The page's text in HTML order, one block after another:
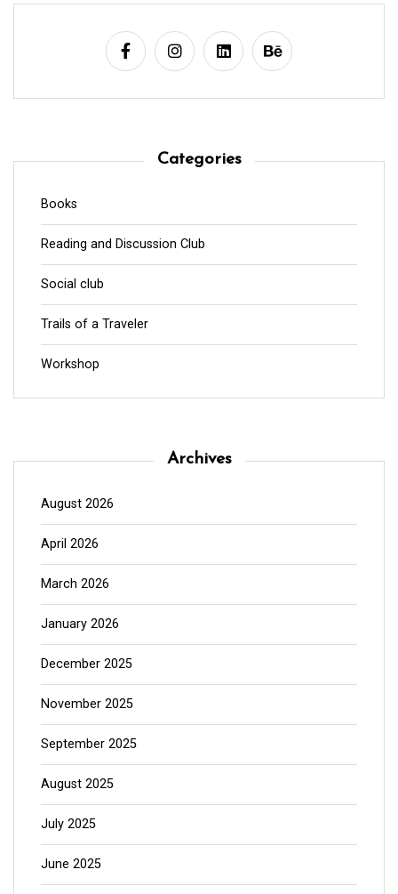
Categories
Books
Reading and Discussion Club
Social club
Trails of a Traveler
Workshop
Archives
August 2026
April 2026
March 2026
January 2026
December 2025
November 2025
September 2025
August 2025
July 2025
June 2025